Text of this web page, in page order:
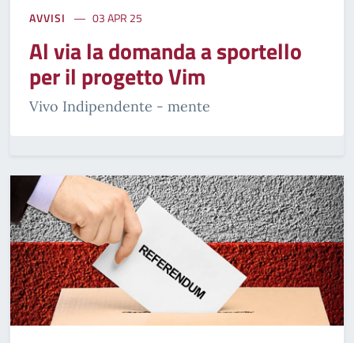
AVVISI 03 APR 25
Al via la domanda a sportello
per il progetto Vim
Vivo Indipendente - mente